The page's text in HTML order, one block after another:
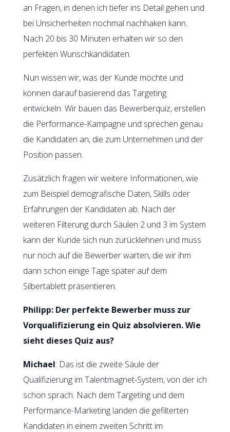
an Fragen, in denen ich tiefer ins Detail gehen und
bei Unsicherheiten nochmal nachhaken kann.
Nach 20 bis 30 Minuten erhalten wir so den
perfekten Wunschkandidaten.
Nun wissen wir, was der Kunde möchte und
können darauf basierend das Targeting
entwickeln. Wir bauen das Bewerberquiz, erstellen
die Performance-Kampagne und sprechen genau
die Kandidaten an, die zum Unternehmen und der
Position passen.
Zusätzlich fragen wir weitere Informationen, wie
zum Beispiel demografische Daten, Skills oder
Erfahrungen der Kandidaten ab. Nach der
weiteren Filterung durch Säulen 2 und 3 im System
kann der Kunde sich nun zurücklehnen und muss
nur noch auf die Bewerber warten, die wir ihm
dann schon einige Tage später auf dem
Silbertablett präsentieren.
Philipp: Der perfekte Bewerber muss zur
Vorqualifizierung ein Quiz absolvieren. Wie
sieht dieses Quiz aus?
Michael: Das ist die zweite Säule der
Qualifizierung im Talentmagnet-System, von der ich
schon sprach. Nach dem Targeting und dem
Performance-Marketing landen die gefilterten
Kandidaten in einem zweiten Schritt im